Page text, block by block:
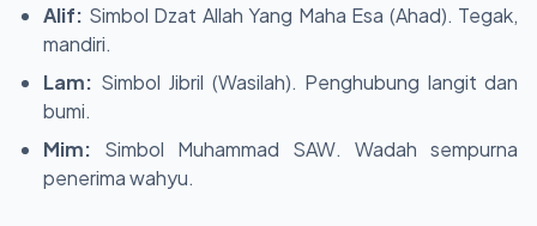
Alif: Simbol Dzat Allah Yang Maha Esa (Ahad). Tegak,
mandiri.
Lam: Simbol Jibril (Wasilah). Penghubung langit dan
bumi.
Mim: Simbol Muhammad SAW. Wadah sempurna
penerima wahyu.